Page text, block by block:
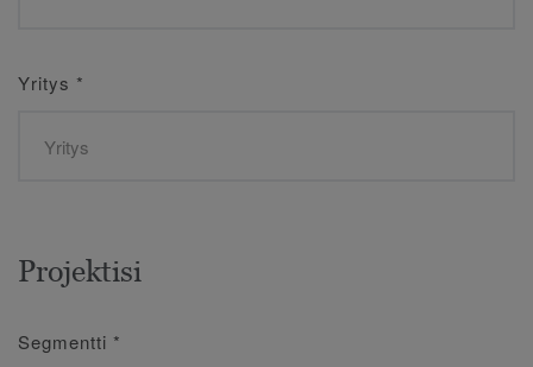
Yritys *
Projektisi
Segmentti *